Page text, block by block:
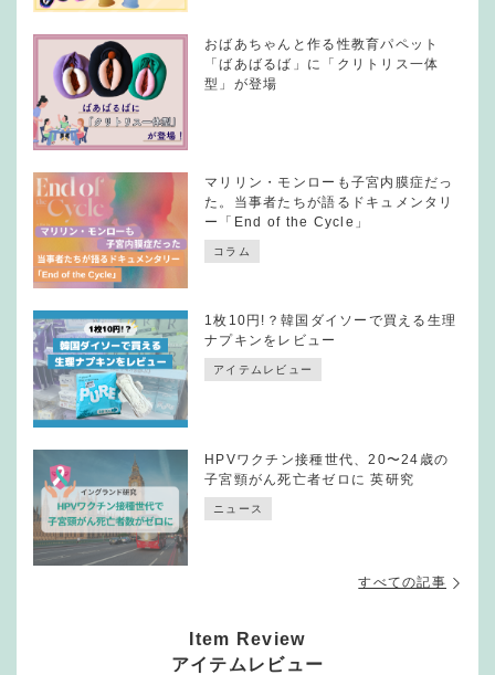
おばあちゃんと作る性教育パペット
「ばあばるば」に「クリトリス一体
型」が登場
マリリン・モンローも子宮内膜症だっ
た。当事者たちが語るドキュメンタリ
ー「End of the Cycle」
コラム
1枚10円!？韓国ダイソーで買える生理
ナプキンをレビュー
アイテムレビュー
HPVワクチン接種世代、20〜24歳の
子宮頸がん死亡者ゼロに 英研究
ニュース
すべての記事
Item Review
アイテムレビュー